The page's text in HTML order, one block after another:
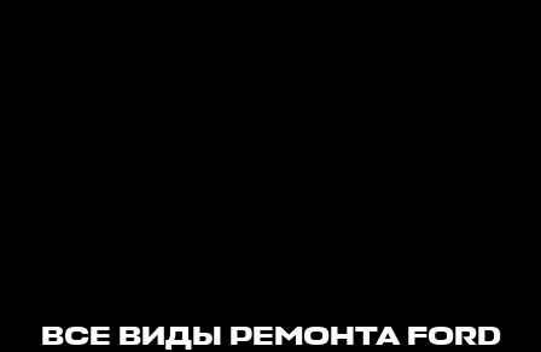
ВСЕ ВИДЫ РЕМОНТА FORD